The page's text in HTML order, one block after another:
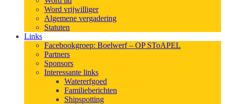
Word vrijwilliger
Algemene vergadering
Statuten
Links
Facebookgroep: Boelwerf – OP SToAPEL
Partners
Sponsors
Interessante links
Watererfgoed
Familieberichten
Shipspotting